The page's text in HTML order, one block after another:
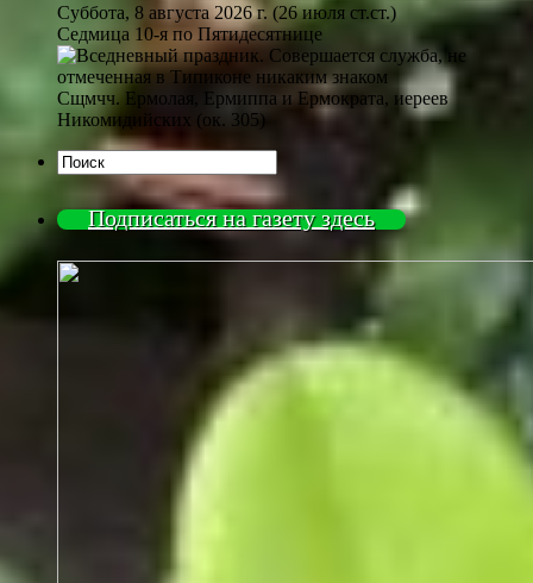
Суббота, 8 августа 2026 г. (26 июля ст.ст.)
Седмица 10-я по Пятидесятнице
Сщмчч. Ермолая, Ермиппа и Ермократа, иереев
Никомидийских (ок. 305)
Подписаться на газету здесь